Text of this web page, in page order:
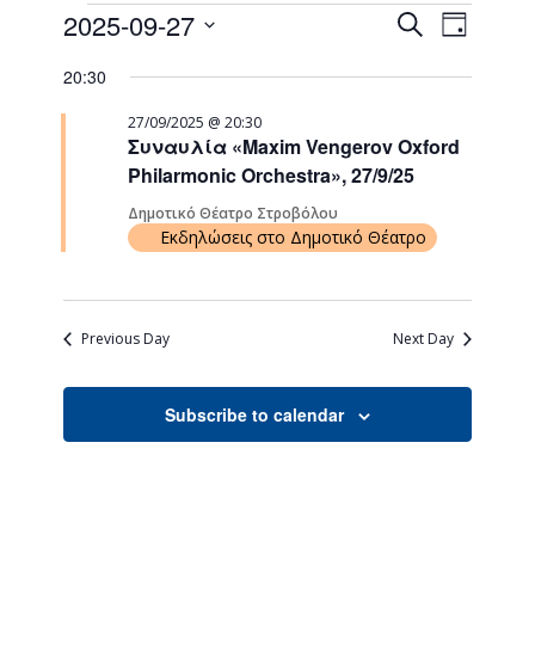
Events
Views
SearchEvent
Views
Day
2025-09-27
date.
20:30
Συναυλία «Maxim Vengerov Oxford
Philarmonic Orchestra», 27/9/25
27/09/2025 @ 20:30
Δημοτικό Θέατρο Στροβόλου
Εκδηλώσεις στο Δημοτικό Θέατρο
Previous Day Next Day
Subscribe to calendar